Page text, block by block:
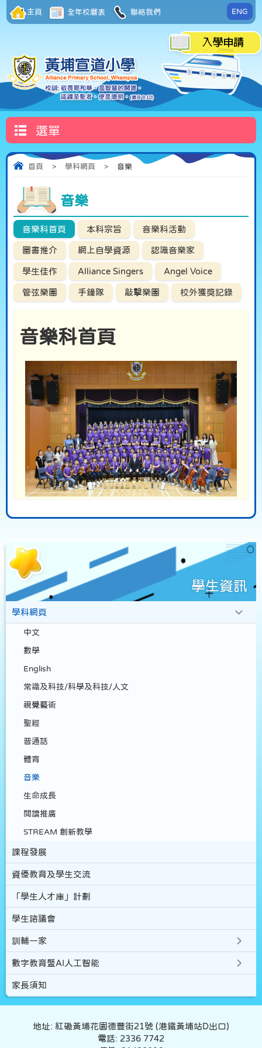
主頁 全年校曆表 聯絡我們 ENG
選單
首頁 > 學科網頁 > 音樂
音樂
音樂科首頁 本科宗旨 音樂科活動
圖書推介 網上自學資源 認識音樂家
學生佳作 Alliance Singers Angel Voice
管弦樂團 手鐘隊 敲擊樂團 校外獲獎記錄
音樂科首頁
學生資訊
學科網頁
中文
數學
English
常識及科技/科學及科技/人文
視覺藝術
聖經
普通話
體育
音樂
生命成長
閲讀推廣
STREAM 創新教學
課程發展
資優教育及學生交流
「學生人才庫」計劃
學生諮議會
訓輔一家
數字教育暨AI人工智能
家長須知
地址: 紅磡黃埔花園德豐街21號 (港鐵黃埔站D出口)
電話: 2336 7742